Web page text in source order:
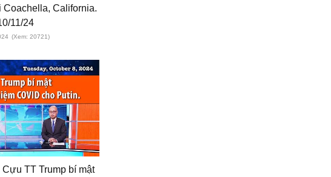
Coachella, California.
10/11/24
(Xem: 20721)
Cựu TT Trump bí mật